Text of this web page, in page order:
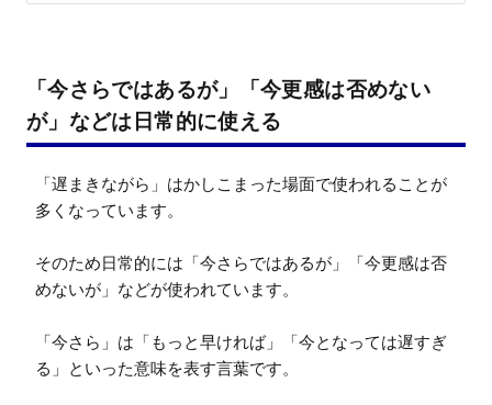
「今さらではあるが」「今更感は否めない
が」などは日常的に使える
「遅まきながら」はかしこまった場面で使われることが
多くなっています。
そのため日常的には「今さらではあるが」「今更感は否
めないが」などが使われています。
「今さら」は「もっと早ければ」「今となっては遅すぎ
る」といった意味を表す言葉です。